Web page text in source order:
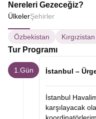
Nereleri Gezeceğiz?
ÜlkelerŞehirler
Özbekistan Kırgızistan
Tur Programı
1.Gün İstanbul –
İstanbul
karşılayacak